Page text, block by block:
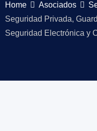
Home Asociados
Seguridad Privada,
Seguridad Electrónica y